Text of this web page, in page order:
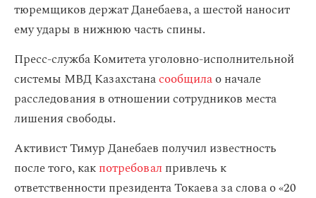
тюремщиков держат Данебаева, а шестой наносит
ему удары в нижнюю часть спины.
Пресс-служба Комитета уголовно-исполнительной
системы МВД Казахстанасообщилао начале
расследования в отношении сотрудников места
лишения свободы.
Активист Тимур Данебаев получил известность
после того, какпотребовал привлечь к
ответственности президента Токаева за слова о «20